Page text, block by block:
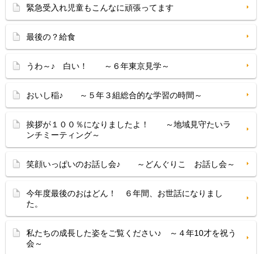
緊急受入れ児童もこんなに頑張ってます
最後の？給食
うわ～♪ 白い！ ～６年東京見学～
おいし稲♪ ～５年３組総合的な学習の時間～
挨拶が１００％になりましたよ！ ～地域見守たいラ
ンチミーティング～
笑顔いっぱいのお話し会♪ ～どんぐりこ お話し会～
今年度最後のおはどん！ ６年間、お世話になりまし
た。
私たちの成長した姿をご覧ください♪ ～４年10才を祝う
会～